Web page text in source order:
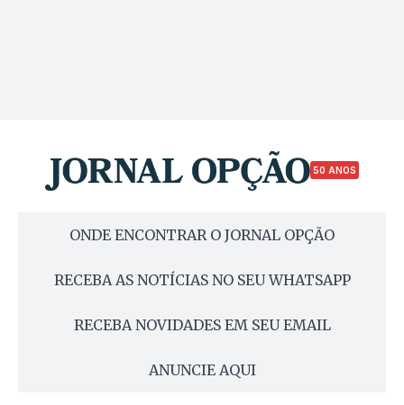
50 ANOS
ONDE ENCONTRAR O JORNAL OPÇÃO
RECEBA AS NOTÍCIAS NO SEU WHATSAPP
RECEBA NOVIDADES EM SEU EMAIL
ANUNCIE AQUI